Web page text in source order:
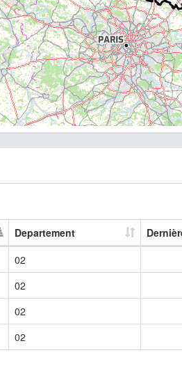
Departement
02
02
02
02